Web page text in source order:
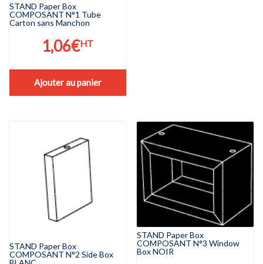
STAND Paper Box
COMPOSANT N°1 Tube
Carton sans Manchon
1,06€HT
Ajouter au panier
STAND Paper Box
COMPOSANT N°2 Side Box
STAND Paper Box
COMPOSANT N°3 Window
Box NOIR